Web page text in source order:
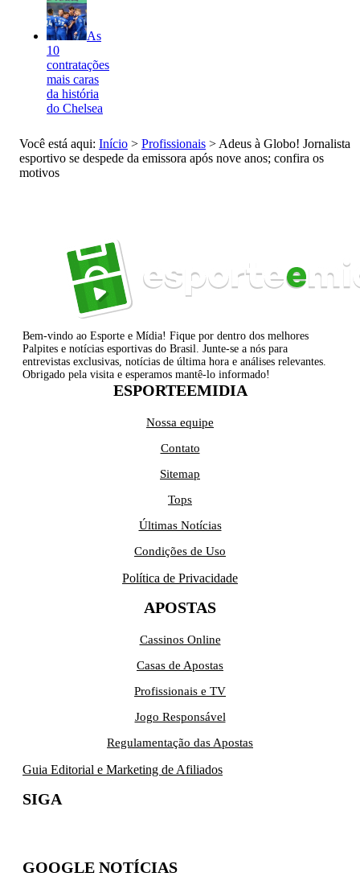
As
10
contratações
mais caras
da história
do Chelsea
Você está aqui: Início > Profissionais > Adeus à Globo! Jornalista
esportivo se despede da emissora após nove anos; confira os
motivos
Bem-vindo ao Esporte e Mídia! Fique por dentro dos melhores
Palpites e notícias esportivas do Brasil. Junte-se a nós para
entrevistas exclusivas, notícias de última hora e análises relevantes.
Obrigado pela visita e esperamos mantê-lo informado!
ESPORTEEMIDIA
Nossa equipe
Contato
Sitemap
Tops
Últimas Notícias
Condições de Uso
Política de Privacidade
APOSTAS
Cassinos Online
Casas de Apostas
Profissionais e TV
Jogo Responsável
Regulamentação das Apostas
Guia Editorial e Marketing de Afiliados
SIGA
GOOGLE NOTÍCIAS